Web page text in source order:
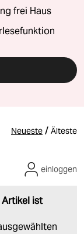
frei Haus
Neueste / Älteste
Artikel ist
einloggen